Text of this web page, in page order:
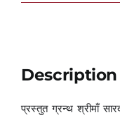
Description
प्रस्तुत ग्रन्थ श्रीमाँ